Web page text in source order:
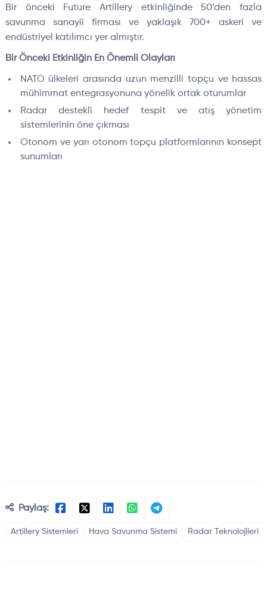
Bir önceki Future Artillery etkinliğinde 50’den fazla
savunma sanayii firması ve yaklaşık 700+ askeri ve
endüstriyel katılımcı yer almıştır.
Bir Önceki Etkinliğin En Önemli Olayları
NATO ülkeleri arasında uzun menzilli topçu ve hassas
mühimmat entegrasyonuna yönelik ortak oturumlar
Radar destekli hedef tespit ve atış yönetim
sistemlerinin öne çıkması
Otonom ve yarı otonom topçu platformlarının konsept
sunumları
Paylaş:
Artillery Sistemleri Hava Savunma Sistemi Radar Teknolojileri